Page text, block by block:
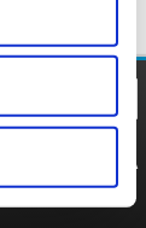
POLITYKA